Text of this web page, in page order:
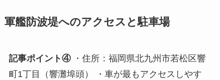
軍艦防波堤へのアクセスと駐車場
記事ポイント④・住所：福岡県北九州市若松区響
町1丁目（響灘埠頭） ・車が最もアクセスしやす